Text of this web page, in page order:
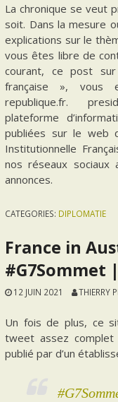
La chronique se veut
soit. Dans la mesure
explications sur le
vous êtes libre de
courant, ce post
française », vous
republique.fr.
plateforme
publiées sur le web
Institutionnelle
nos réseaux sociaux
annonces.
CATEGORIES: DIPLOMATIE
France in
12 JUIN 2021 THIERRY
Un fois de plus, ce
tweet assez
publié par d’un